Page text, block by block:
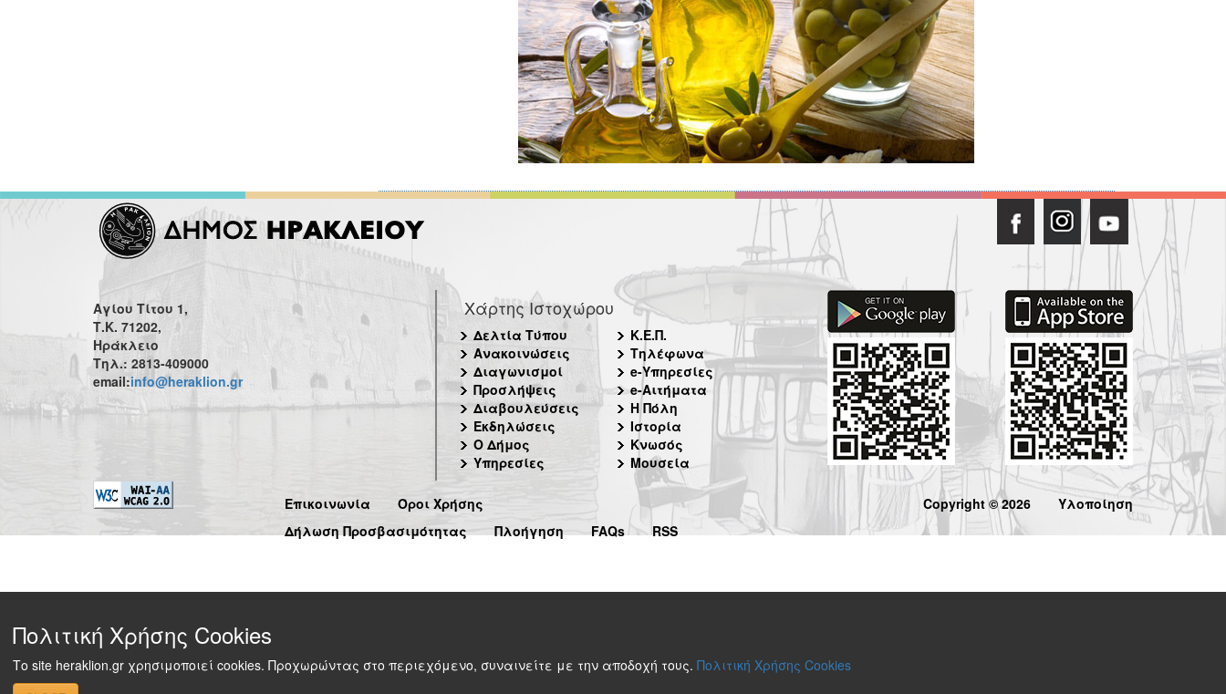
Αγίου Τίτου 1,
Τ.Κ. 71202,
Ηράκλειο
Τηλ.: 2813-409000
email:info@heraklion.gr
Χάρτης Ιστοχώρου
Δελτία Τύπου
Ανακοινώσεις
Διαγωνισμοί
Προσλήψεις
Διαβουλεύσεις
Εκδηλώσεις
Ο Δήμος
Υπηρεσίες
Κ.Ε.Π.
Τηλέφωνα
e-Υπηρεσίες
e-Αιτήματα
Η Πόλη
Ιστορία
Κνωσός
Μουσεία
Επικοινωνία
Όροι Χρήσης
Δήλωση Προσβασιμότητας
Πλοήγηση FAQs RSS
Copyright © 2026 Υλοποίηση
Πολιτική Χρήσης Cookies
Το site heraklion.gr χρησιμοποιεί cookies. Προχωρώντας στο περιεχόμενο, συναινείτε με την αποδοχή τους. Πολιτική Χρήσης Cookies